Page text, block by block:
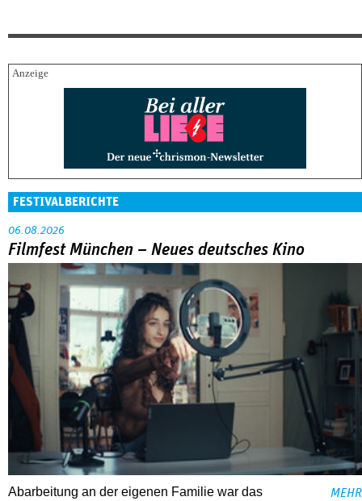
FESTIVALBERICHTE
06.08.2026
Filmfest München – Neues deutsches Kino
Abarbeitung an der eigenen Familie war das
MEHR